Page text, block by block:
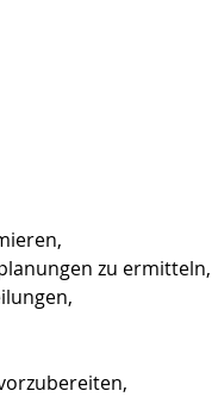
zu ermitteln,